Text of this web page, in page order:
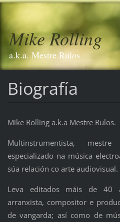
Mike Rolling
a.k.a. Mestre Rulos
Biografía
Mike Rolling a.k.a Mestre Rulos.
Multinstrumentista,
especializado na música
súa relación co arte audiovisual.
Leva editados máis de 40
arranxista, compositor e
de vangarda; así como de